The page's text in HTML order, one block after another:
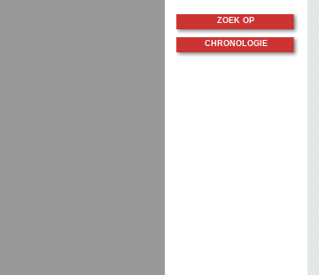
ZOEK OP
CHRONOLOGIE